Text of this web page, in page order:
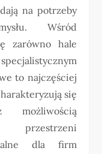
na potrzeby
Wśród
zarówno hale
to najczęściej
się
możliwością
przestrzeni
dla firm